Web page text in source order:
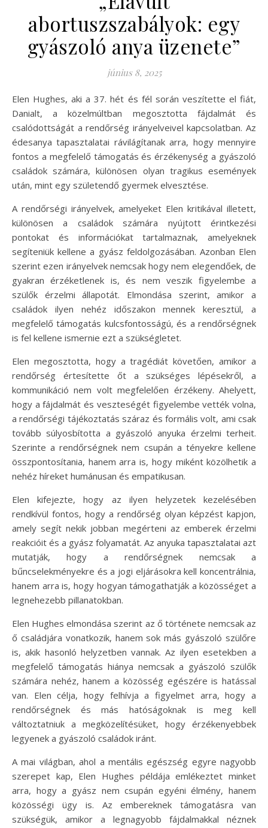
abortuszszabályok: egy
gyászoló anya üzenete”
június 8, 2025
Elen Hughes, aki a 37. hét és fél során veszítette el fiát,
Danialt, a közelmúltban megosztotta fájdalmát és
csalódottságát a rendőrség irányelveivel kapcsolatban. Az
édesanya tapasztalatai rávilágítanak arra, hogy mennyire
fontos a megfelelő támogatás és érzékenység a gyászoló
családok számára, különösen olyan tragikus események
után, mint egy születendő gyermek elvesztése.
A rendőrségi irányelvek, amelyeket Elen kritikával illetett,
különösen a családok számára nyújtott érintkezési
pontokat és információkat tartalmaznak, amelyeknek
segíteniük kellene a gyász feldolgozásában. Azonban Elen
szerint ezen irányelvek nemcsak hogy nem elegendőek, de
gyakran érzéketlenek is, és nem veszik figyelembe a
szülők érzelmi állapotát. Elmondása szerint, amikor a
családok ilyen nehéz időszakon mennek keresztül, a
megfelelő támogatás kulcsfontosságú, és a rendőrségnek
is fel kellene ismernie ezt a szükségletet.
Elen megosztotta, hogy a tragédiát követően, amikor a
rendőrség értesítette őt a szükséges lépésekről, a
kommunikáció nem volt megfelelően érzékeny. Ahelyett,
hogy a fájdalmát és veszteségét figyelembe vették volna,
a rendőrségi tájékoztatás száraz és formális volt, ami csak
tovább súlyosbította a gyászoló anyuka érzelmi terheit.
Szerinte a rendőrségnek nem csupán a tényekre kellene
összpontosítania, hanem arra is, hogy miként közölhetik a
nehéz híreket humánusan és empatikusan.
Elen kifejezte, hogy az ilyen helyzetek kezelésében
rendkívül fontos, hogy a rendőrség olyan képzést kapjon,
amely segít nekik jobban megérteni az emberek érzelmi
reakcióit és a gyász folyamatát. Az anyuka tapasztalatai azt
mutatják, hogy a rendőrségnek nemcsak a
bűncselekményekre és a jogi eljárásokra kell koncentrálnia,
hanem arra is, hogy hogyan támogathatják a közösséget a
legnehezebb pillanatokban.
Elen Hughes elmondása szerint az ő története nemcsak az
ő családjára vonatkozik, hanem sok más gyászoló szülőre
is, akik hasonló helyzetben vannak. Az ilyen esetekben a
megfelelő támogatás hiánya nemcsak a gyászoló szülők
számára nehéz, hanem a közösség egészére is hatással
van. Elen célja, hogy felhívja a figyelmet arra, hogy a
rendőrségnek és más hatóságoknak is meg kell
változtatniuk a megközelítésüket, hogy érzékenyebbek
legyenek a gyászoló családok iránt.
A mai világban, ahol a mentális egészség egyre nagyobb
szerepet kap, Elen Hughes példája emlékeztet minket
arra, hogy a gyász nem csupán egyéni élmény, hanem
közösségi ügy is. Az embereknek támogatásra van
szükségük, amikor a legnagyobb fájdalmakkal néznek